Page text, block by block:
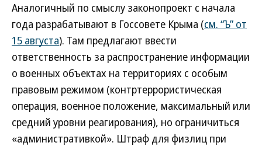
Аналогичный по смыслу законопроект с начала
года разрабатывают в Госсовете Крыма (см. “Ъ” от
15 августа). Там предлагают ввести
ответственность за распространение информации
о военных объектах на территориях с особым
правовым режимом (контртеррористическая
операция, военное положение, максимальный или
средний уровни реагирования), но ограничиться
«административкой». Штраф для физлиц при